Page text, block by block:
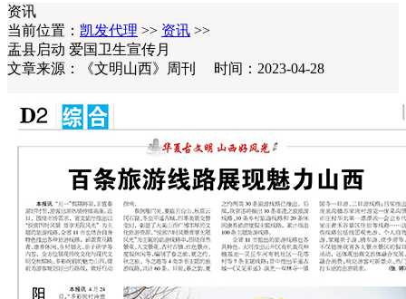
资讯
当前位置： 凯发代理 >> 资讯 >>
盂县启动 爱国卫生宣传月
文章来源：《文明山西》周刊 时间：2023-04-28